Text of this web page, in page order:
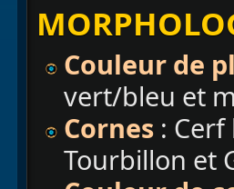
Couleur de
vert/bleu et
Cornes :
Tourbillon et